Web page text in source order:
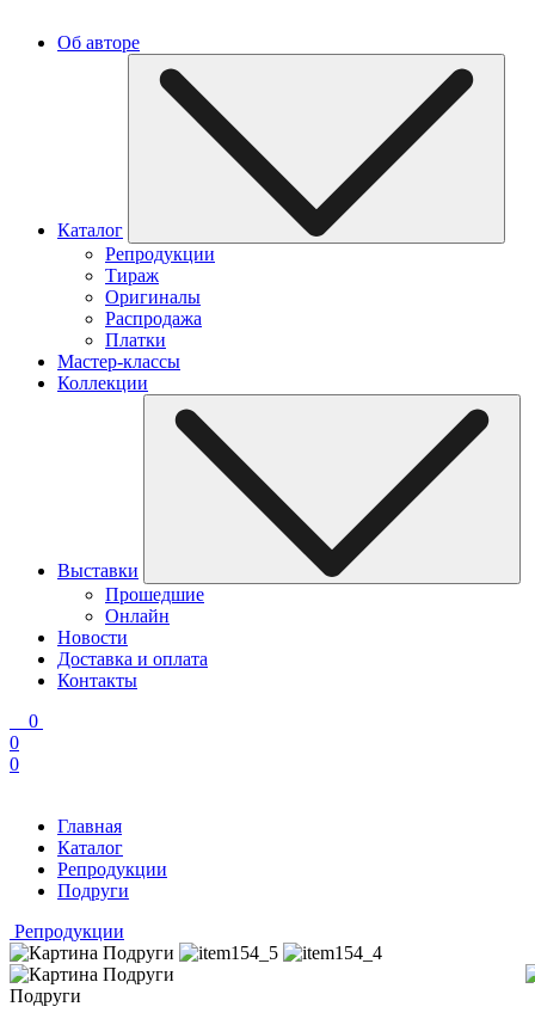
Об авторе
Каталог
Репродукции
Тираж
Оригиналы
Распродажа
Платки
Мастер-классы
Коллекции
Выставки
Прошедшие
Онлайн
Новости
Доставка и оплата
Контакты
0
0
0
Главная
Каталог
Репродукции
Подруги
Репродукции
Подруги